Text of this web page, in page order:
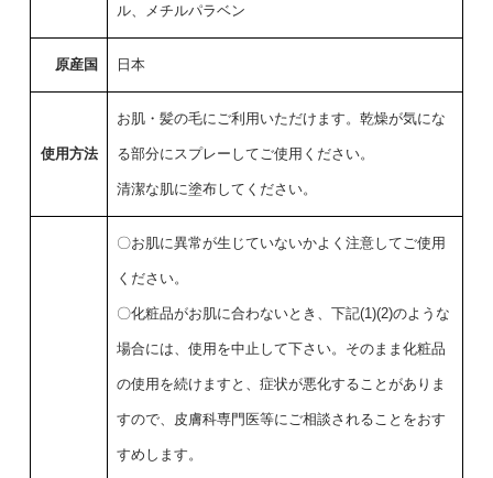
ル、メチルパラベン
原産国 日本
使用方法
お肌・髪の毛にご利用いただけます。乾燥が気にな
る部分にスプレーしてご使用ください。
清潔な肌に塗布してください。
〇お肌に異常が生じていないかよく注意してご使用
ください。
〇化粧品がお肌に合わないとき、下記(1)(2)のような
場合には、使用を中止して下さい。そのまま化粧品
の使用を続けますと、症状が悪化することがありま
すので、皮膚科専門医等にご相談されることをおす
すめします。